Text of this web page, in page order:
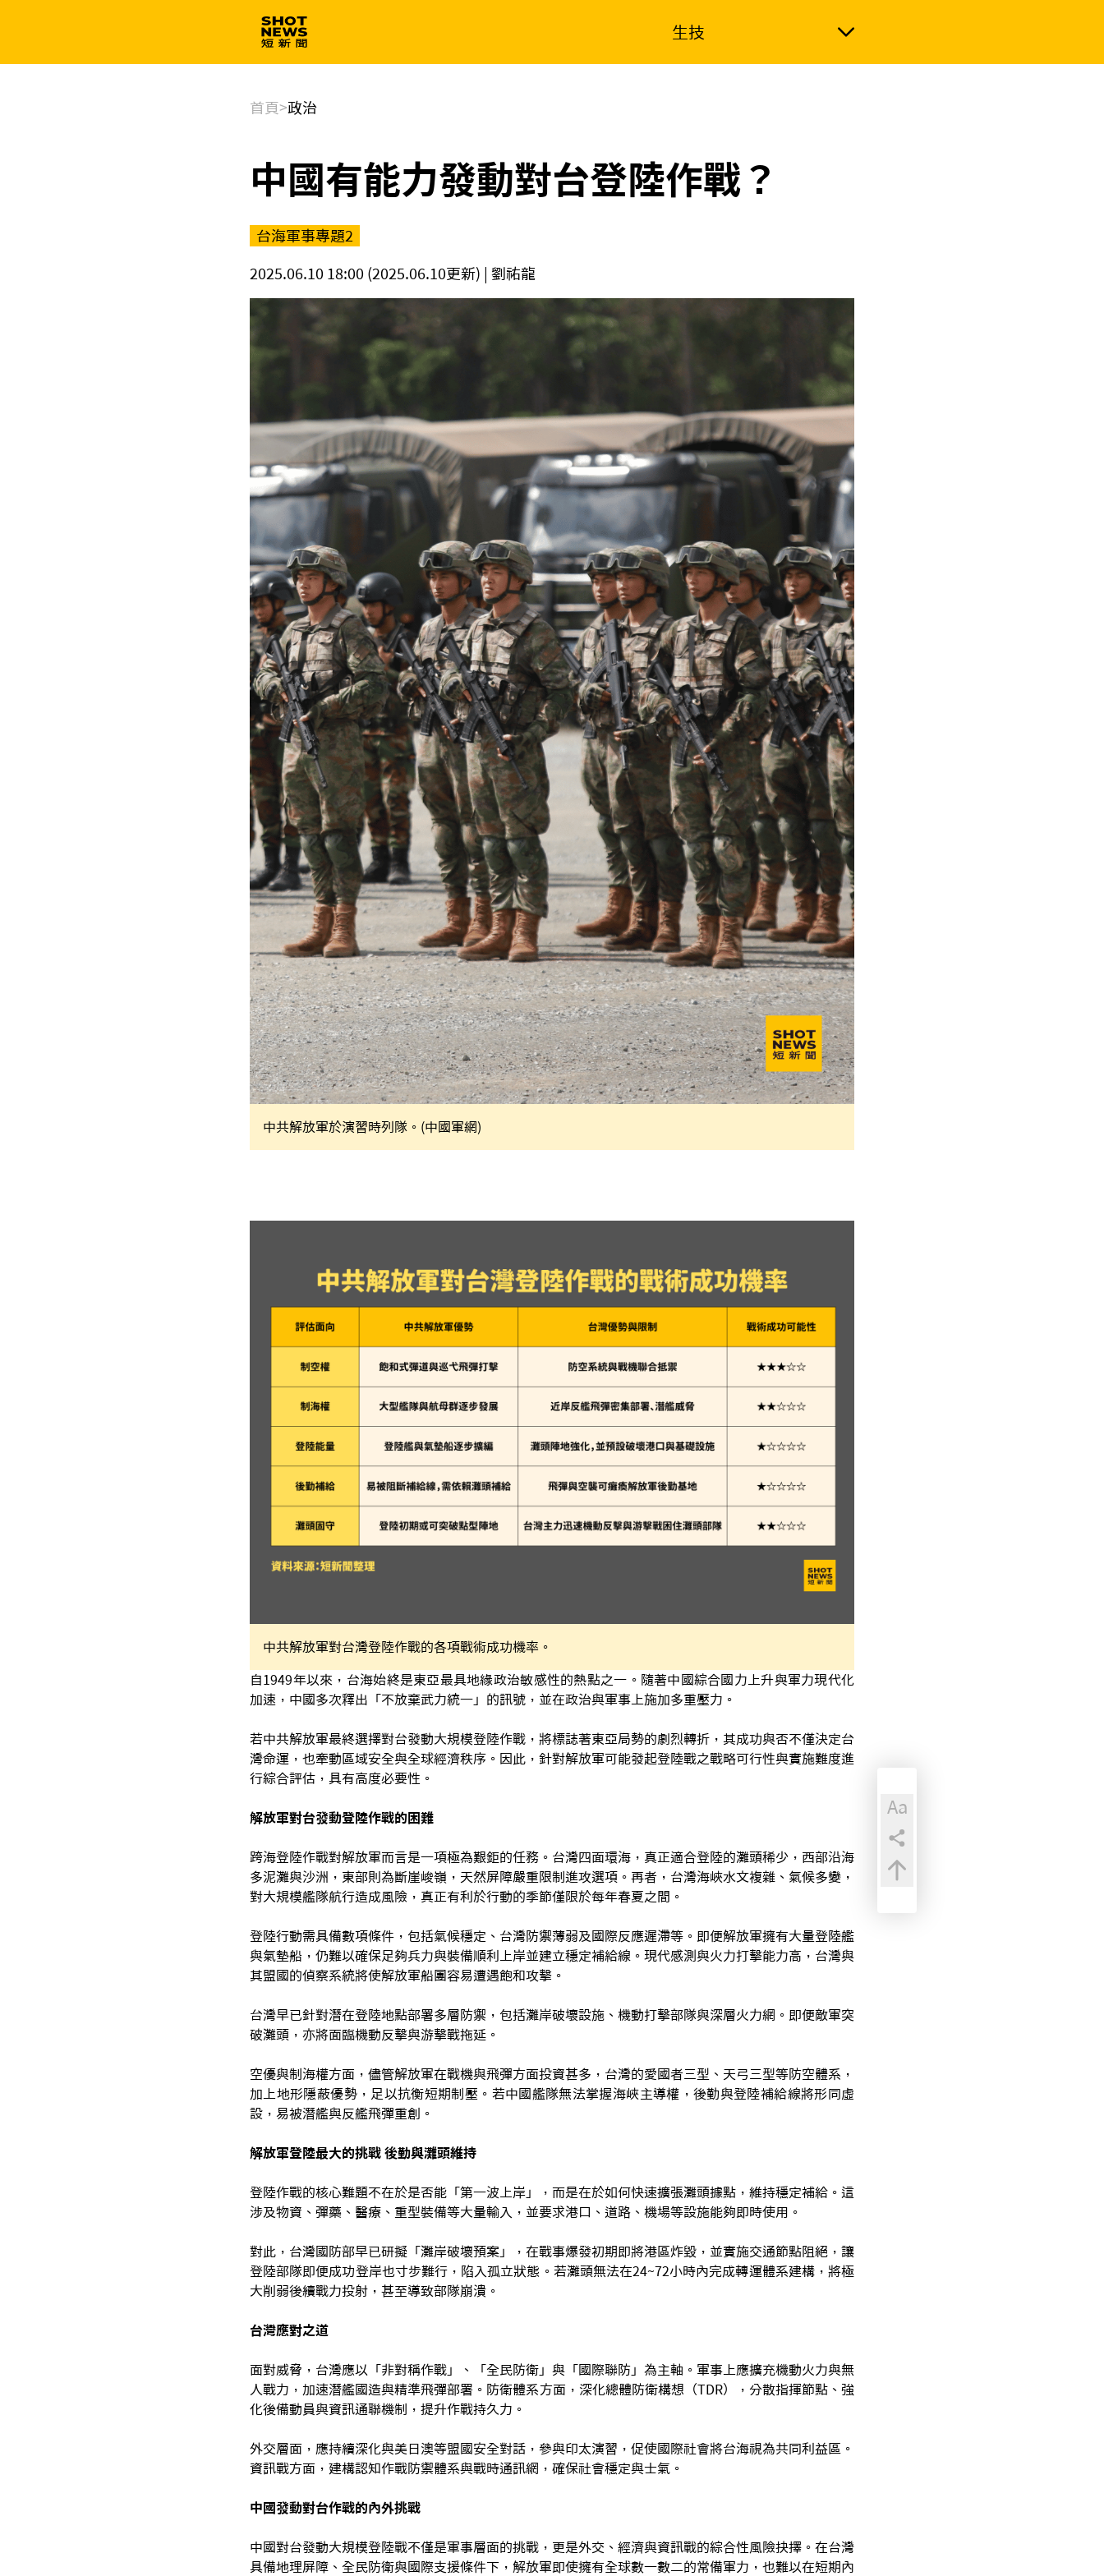
生技
首頁>政治
中國有能力發動對台登陸作戰？
台海軍事專題2
2025.06.10 18:00 (2025.06.10更新) | 劉祐龍
中共解放軍於演習時列隊。(中國軍網)
中共解放軍對台灣登陸作戰的各項戰術成功機率。
自1949年以來，台海始終是東亞最具地緣政治敏感性的熱點之一。隨著中國綜合國力上升與軍力現代化
加速，中國多次釋出「不放棄武力統一」的訊號，並在政治與軍事上施加多重壓力。
若中共解放軍最終選擇對台發動大規模登陸作戰，將標誌著東亞局勢的劇烈轉折，其成功與否不僅決定台
灣命運，也牽動區域安全與全球經濟秩序。因此，針對解放軍可能發起登陸戰之戰略可行性與實施難度進
行綜合評估，具有高度必要性。
解放軍對台發動登陸作戰的困難
跨海登陸作戰對解放軍而言是一項極為艱鉅的任務。台灣四面環海，真正適合登陸的灘頭稀少，西部沿海
多泥灘與沙洲，東部則為斷崖峻嶺，天然屏障嚴重限制進攻選項。再者，台灣海峽水文複雜、氣候多變，
對大規模艦隊航行造成風險，真正有利於行動的季節僅限於每年春夏之間。
登陸行動需具備數項條件，包括氣候穩定、台灣防禦薄弱及國際反應遲滯等。即便解放軍擁有大量登陸艦
與氣墊船，仍難以確保足夠兵力與裝備順利上岸並建立穩定補給線。現代感測與火力打擊能力高，台灣與
其盟國的偵察系統將使解放軍船團容易遭遇飽和攻擊。
台灣早已針對潛在登陸地點部署多層防禦，包括灘岸破壞設施、機動打擊部隊與深層火力網。即便敵軍突
破灘頭，亦將面臨機動反擊與游擊戰拖延。
空優與制海權方面，儘管解放軍在戰機與飛彈方面投資甚多，台灣的愛國者三型、天弓三型等防空體系，
加上地形隱蔽優勢，足以抗衡短期制壓。若中國艦隊無法掌握海峽主導權，後勤與登陸補給線將形同虛
設，易被潛艦與反艦飛彈重創。
解放軍登陸最大的挑戰 後勤與灘頭維持
登陸作戰的核心難題不在於是否能「第一波上岸」，而是在於如何快速擴張灘頭據點，維持穩定補給。這
涉及物資、彈藥、醫療、重型裝備等大量輸入，並要求港口、道路、機場等設施能夠即時使用。
對此，台灣國防部早已研擬「灘岸破壞預案」，在戰事爆發初期即將港區炸毀，並實施交通節點阻絕，讓
登陸部隊即便成功登岸也寸步難行，陷入孤立狀態。若灘頭無法在24~72小時內完成轉運體系建構，將極
大削弱後續戰力投射，甚至導致部隊崩潰。
台灣應對之道
面對威脅，台灣應以「非對稱作戰」、「全民防衛」與「國際聯防」為主軸。軍事上應擴充機動火力與無
人戰力，加速潛艦國造與精準飛彈部署。防衛體系方面，深化總體防衛構想（TDR），分散指揮節點、強
化後備動員與資訊通聯機制，提升作戰持久力。
外交層面，應持續深化與美日澳等盟國安全對話，參與印太演習，促使國際社會將台海視為共同利益區。
資訊戰方面，建構認知作戰防禦體系與戰時通訊網，確保社會穩定與士氣。
中國發動對台作戰的內外挑戰
中國對台發動大規模登陸戰不僅是軍事層面的挑戰，更是外交、經濟與資訊戰的綜合性風險抉擇。在台灣
具備地理屏障、全民防衛與國際支援條件下，解放軍即使擁有全球數一數二的常備軍力，也難以在短期內
Aa